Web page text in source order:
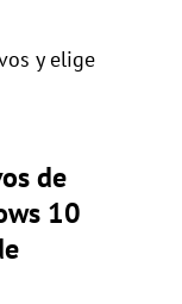
y elige
de
10